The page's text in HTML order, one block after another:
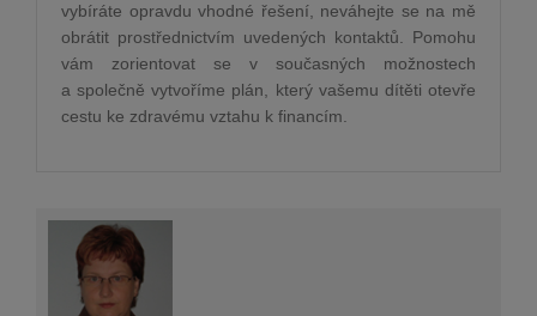
vybíráte opravdu vhodné řešení, neváhejte se na mě
obrátit prostřednictvím uvedených kontaktů. Pomohu
vám zorientovat se v současných možnostech
a společně vytvoříme plán, který vašemu dítěti otevře
cestu ke zdravému vztahu k financím.